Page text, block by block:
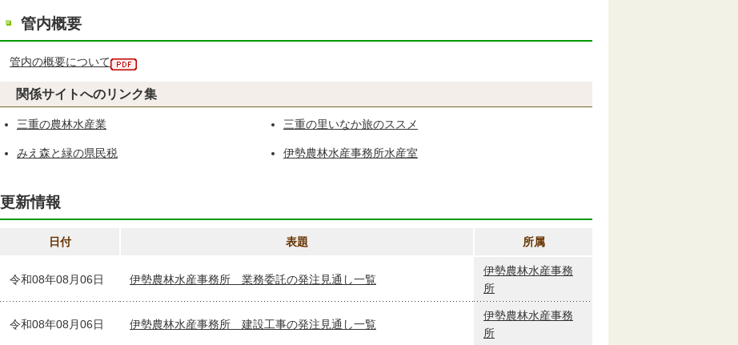
管内概要
管内の概要について
関係サイトへのリンク集
三重の農林水産業 三重の里いなか旅のススメ
みえ森と緑の県民税 伊勢農林水産事務所水産室
更新情報
日付 表題 所属
令和08年08月06日 伊勢農林水産事務所 業務委託の発注見通し一覧
伊勢農林水産事務
所
令和08年08月06日 伊勢農林水産事務所 建設工事の発注見通し一覧
伊勢農林水産事務
所